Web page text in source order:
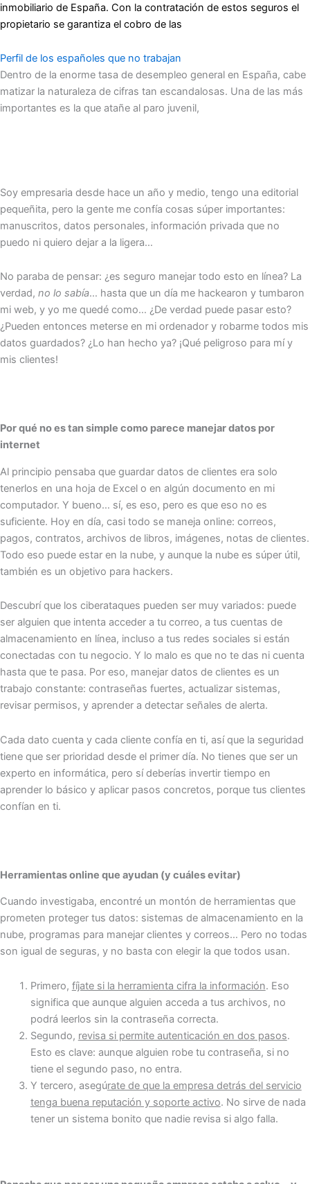
inmobiliario de España. Con la contratación de estos seguros el
propietario se garantiza el cobro de las
Perfil de los españoles que no trabajan
Dentro de la enorme tasa de desempleo general en España, cabe
matizar la naturaleza de cifras tan escandalosas. Una de las más
importantes es la que atañe al paro juvenil,
Soy empresaria desde hace un año y medio, tengo una editorial
pequeñita, pero la gente me confía cosas súper importantes:
manuscritos, datos personales, información privada que no
puedo ni quiero dejar a la ligera…
No paraba de pensar: ¿es seguro manejar todo esto en línea? La
verdad, no lo sabía… hasta que un día me hackearon y tumbaron
mi web, y yo me quedé como… ¿De verdad puede pasar esto?
¿Pueden entonces meterse en mi ordenador y robarme todos mis
datos guardados? ¿Lo han hecho ya? ¡Qué peligroso para mí y
mis clientes!
Por qué no es tan simple como parece manejar datos por
internet
Al principio pensaba que guardar datos de clientes era solo
tenerlos en una hoja de Excel o en algún documento en mi
computador. Y bueno… sí, es eso, pero es que eso no es
suficiente. Hoy en día, casi todo se maneja online: correos,
pagos, contratos, archivos de libros, imágenes, notas de clientes.
Todo eso puede estar en la nube, y aunque la nube es súper útil,
también es un objetivo para hackers.
Descubrí que los ciberataques pueden ser muy variados: puede
ser alguien que intenta acceder a tu correo, a tus cuentas de
almacenamiento en línea, incluso a tus redes sociales si están
conectadas con tu negocio. Y lo malo es que no te das ni cuenta
hasta que te pasa. Por eso, manejar datos de clientes es un
trabajo constante: contraseñas fuertes, actualizar sistemas,
revisar permisos, y aprender a detectar señales de alerta.
Cada dato cuenta y cada cliente confía en ti, así que la seguridad
tiene que ser prioridad desde el primer día. No tienes que ser un
experto en informática, pero sí deberías invertir tiempo en
aprender lo básico y aplicar pasos concretos, porque tus clientes
confían en ti.
Herramientas online que ayudan (y cuáles evitar)
Cuando investigaba, encontré un montón de herramientas que
prometen proteger tus datos: sistemas de almacenamiento en la
nube, programas para manejar clientes y correos… Pero no todas
son igual de seguras, y no basta con elegir la que todos usan.
Primero, fíjate si la herramienta cifra la información. Eso
significa que aunque alguien acceda a tus archivos, no
podrá leerlos sin la contraseña correcta.
Segundo, revisa si permite autenticación en dos pasos.
Esto es clave: aunque alguien robe tu contraseña, si no
tiene el segundo paso, no entra.
Y tercero, asegúrate de que la empresa detrás del servicio
tenga buena reputación y soporte activo. No sirve de nada
tener un sistema bonito que nadie revisa si algo falla.